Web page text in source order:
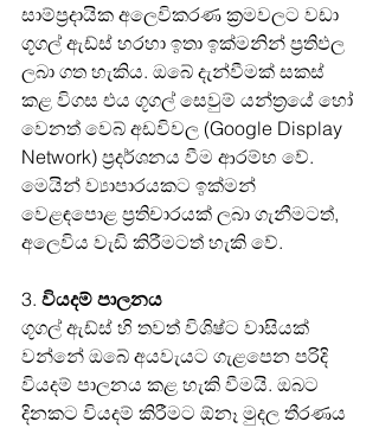
සාම්ප්‍රදායික අලෙවිකරණ ක්‍රමවලට වඩා
ගූගල් ඇඩ්ස් හරහා ඉතා ඉක්මනින් ප්‍රතිඵල
ලබා ගත හැකිය. ඔබේ දැන්වීමක් සකස්
කළ විගස එය ගූගල් සෙවුම් යන්ත්‍රයේ හෝ
වෙනත් වෙබ් අඩවිවල (Google Display
Network) ප්‍රදර්ශනය වීම ආරම්භ වේ.
මෙයින් ව්‍යාපාරයකට ඉක්මන්
වෙළඳපොළ ප්‍රතිචාරයක් ලබා ගැනීමටත්,
අලෙවිය වැඩි කිරීමටත් හැකි වේ.
3. වියදම් පාලනය
ගූගල් ඇඩ්ස් හි තවත් විශිෂ්ට වාසියක්
වන්නේ ඔබේ අයවැයට ගැළපෙන පරිදි
වියදම් පාලනය කළ හැකි වීමයි. ඔබට
දිනකට වියදම් කිරීමට ඕනෑ මුදල තීරණය